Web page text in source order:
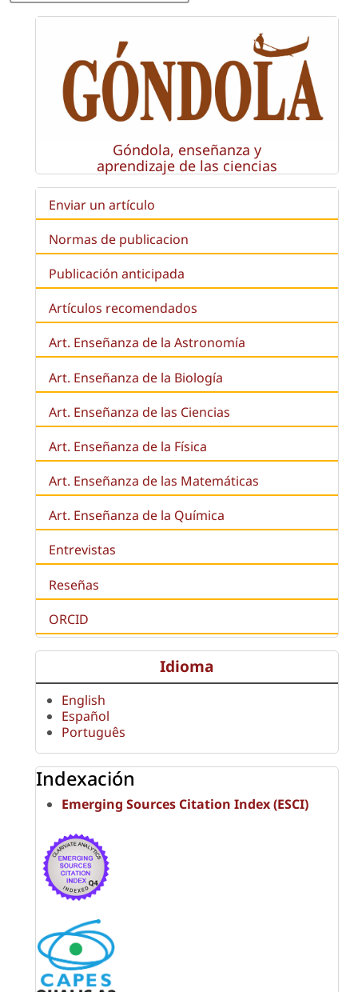
Góndola, enseñanza y
aprendizaje de las ciencias
Enviar un artículo
Normas de publicacion
Publicación anticipada
Artículos recomendados
Art. Enseñanza de la Astronomía
Art. Enseñanza de la Biología
Art. Enseñanza de las Ciencias
Art. Enseñanza de la Física
Art. Enseñanza de las Matemáticas
Art. Enseñanza de la Química
Entrevistas
Reseñas
ORCID
Idioma
English
Español
Português
Indexación
Emerging Sources Citation Index (ESCI)